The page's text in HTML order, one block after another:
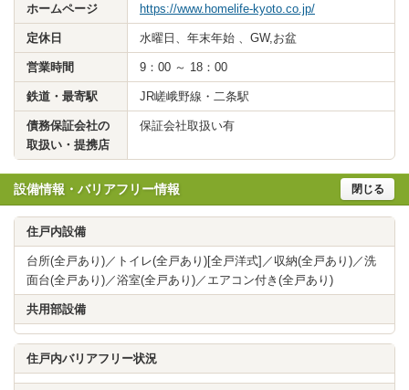
ホームページ https://www.homelife-kyoto.co.jp/
定休日 水曜日、年末年始 、GW,お盆
営業時間 9：00 ～ 18：00
鉄道・最寄駅 JR嵯峨野線・二条駅
債務保証会社の
取扱い・提携店
保証会社取扱い有
設備情報・バリアフリー情報 閉じる
住戸内設備
台所(全戸あり)／トイレ(全戸あり)[全戸洋式]／収納(全戸あり)／洗
面台(全戸あり)／浴室(全戸あり)／エアコン付き(全戸あり)
共用部設備
住戸内バリアフリー状況